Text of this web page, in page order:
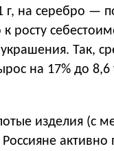
на серебро —
росту
Так,
на 17% до
изделия (с
активно